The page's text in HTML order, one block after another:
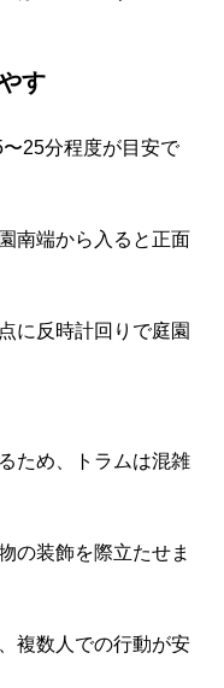
す
25分程度が目安で
南端から入ると正面
に反時計回りで庭園
ため、トラムは混雑
の装飾を際立たせま
複数人での行動が安